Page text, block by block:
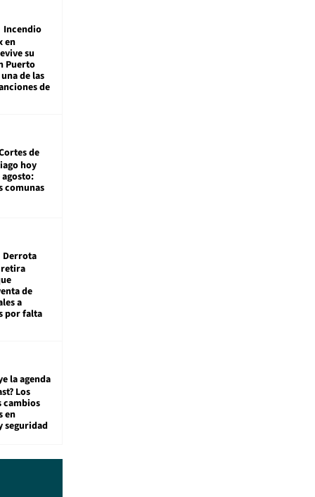
Incendio
en
su
Puerto
de las
de
de
hoy
agosto:
comunas
Derrota
de
a
por falta
la agenda
Los
cambios
en
seguridad